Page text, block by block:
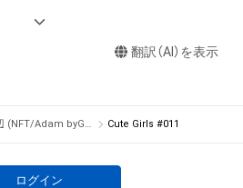
ングを含みますが、これに限定されま
よび利用に関して、購入者、売却者、
ても、本アイテムの著作権を有する
/ 南日本新聞 / 子ども佐賀新聞週間ぺ
二さい」 (講談社 青い鳥文庫) カバ
翻訳（AI）を表示
川野辺 (NFT/Adam byGMO) Cute Girls #011
ログイン